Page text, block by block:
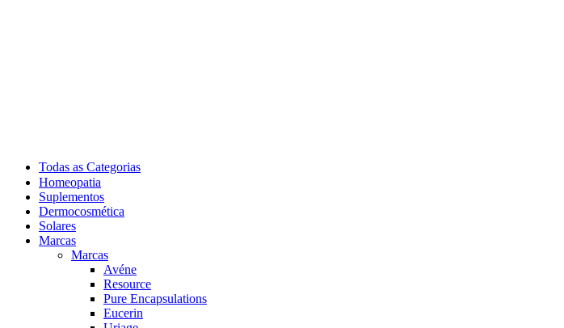
Todas as Categorias
Homeopatia
Suplementos
Dermocosmética
Solares
Marcas
Marcas
Avéne
Resource
Pure Encapsulations
Eucerin